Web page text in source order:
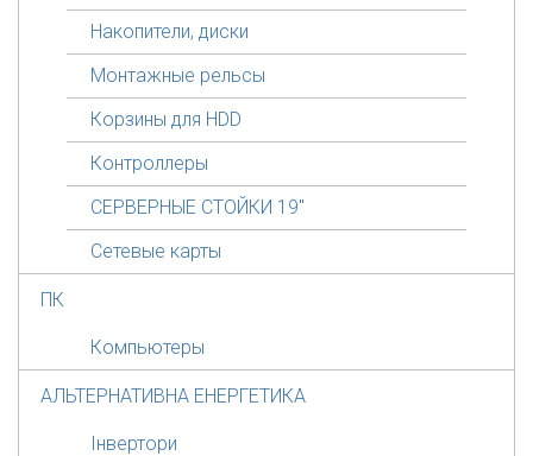
Накопители, диски
Монтажные рельсы
Корзины для HDD
Контроллеры
СЕРВЕРНЫЕ СТОЙКИ 19"
Сетевые карты
ПК
Компьютеры
АЛЬТЕРНАТИВНА ЕНЕРГЕТИКА
Інвертори